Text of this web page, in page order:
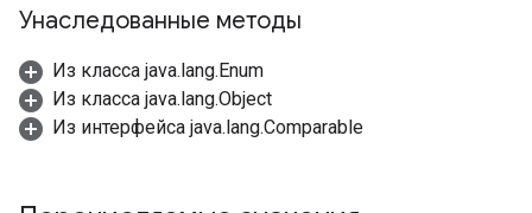
Унаследованные методы
Из класса java.lang.Enum
Из класса java.lang.Object
Из интерфейса java.lang.Comparable